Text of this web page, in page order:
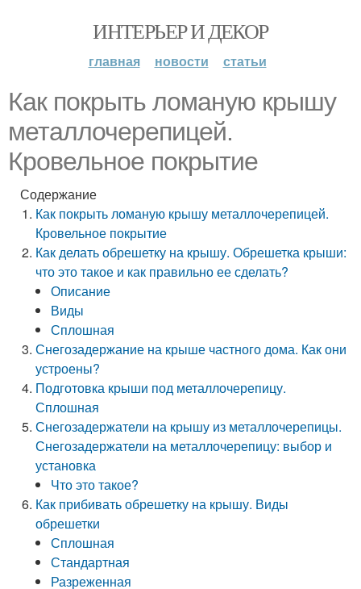
ИНТЕРЬЕР И ДЕКОР
главная новости статьи
Как покрыть ломаную крышу
металлочерепицей.
Кровельное покрытие
Содержание
Как покрыть ломаную крышу металлочерепицей.
Кровельное покрытие
Как делать обрешетку на крышу. Обрешетка крыши:
что это такое и как правильно ее сделать?
Описание
Виды
Сплошная
Снегозадержание на крыше частного дома. Как они
устроены?
Подготовка крыши под металлочерепицу.
Сплошная
Снегозадержатели на крышу из металлочерепицы.
Снегозадержатели на металлочерепицу: выбор и
установка
Что это такое?
Как прибивать обрешетку на крышу. Виды
обрешетки
Сплошная
Стандартная
Разреженная